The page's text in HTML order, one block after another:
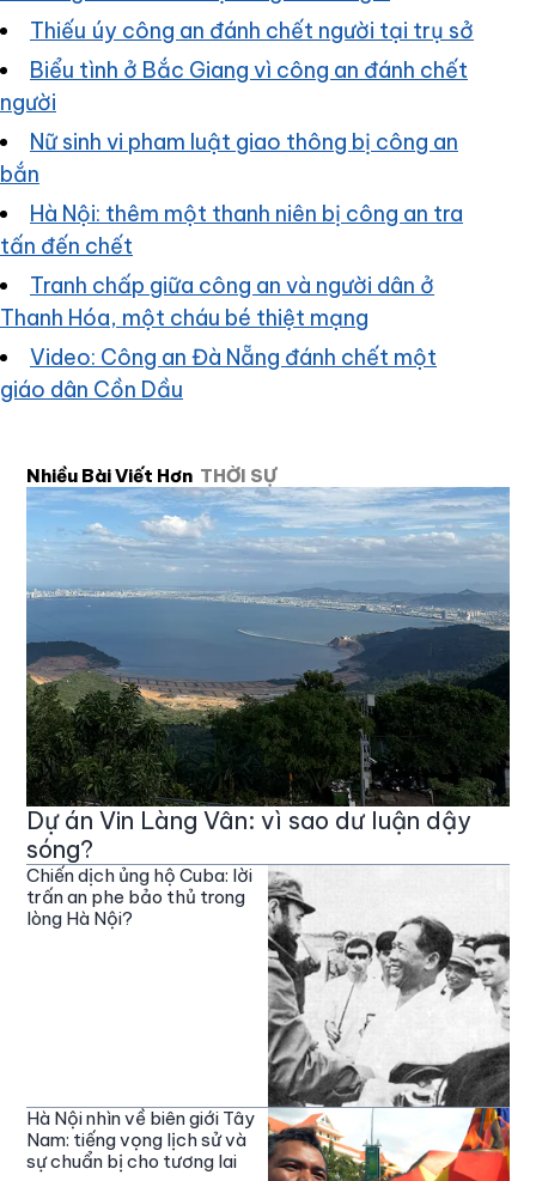
Thiếu úy công an đánh chết người tại trụ sở
Biểu tình ở Bắc Giang vì công an đánh chết
người
Nữ sinh vi pham luật giao thông bị công an
bắn
Hà Nội: thêm một thanh niên bị công an tra
tấn đến chết
Tranh chấp giữa công an và người dân ở
Thanh Hóa, một cháu bé thiệt mạng
Video: Công an Đà Nẵng đánh chết một
giáo dân Cồn Dầu
Nhiều Bài Viết Hơn THỜI SỰ
Dự án Vin Làng Vân: vì sao dư luận dậy
sóng?
Chiến dịch ủng hộ Cuba: lời
trấn an phe bảo thủ trong
lòng Hà Nội?
Hà Nội nhìn về biên giới Tây
Nam: tiếng vọng lịch sử và
sự chuẩn bị cho tương lai